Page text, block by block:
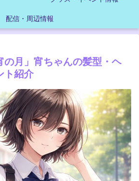
配信・周辺情報
の月」宵ちゃんの髪型・ヘ
ト紹介